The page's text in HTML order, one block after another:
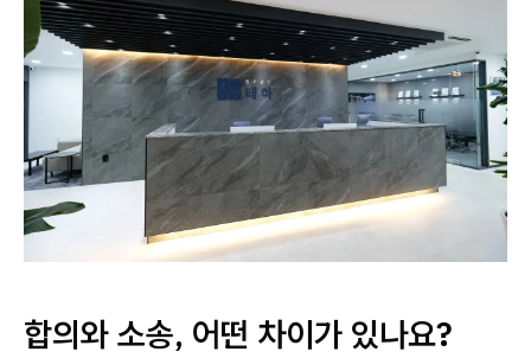
합의와 소송, 어떤 차이가 있나요?